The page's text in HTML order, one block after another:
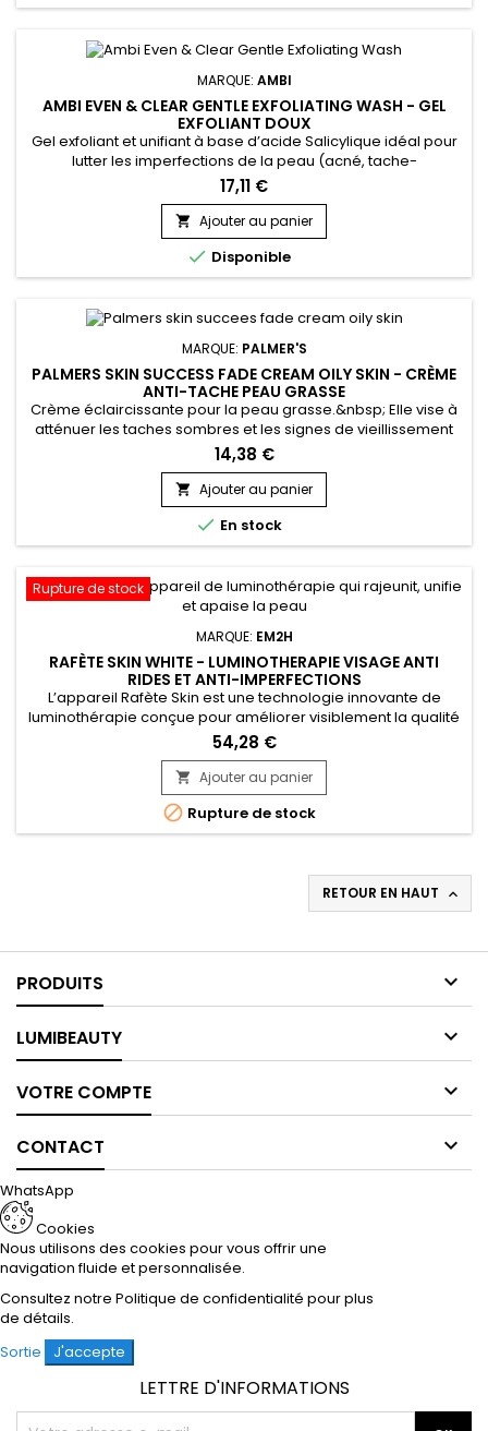
MARQUE: AMBI
AMBI EVEN & CLEAR GENTLE EXFOLIATING WASH - GEL
EXFOLIANT DOUX
Gel exfoliant et unifiant à base d’acide Salicylique idéal pour
lutter les imperfections de la peau (acné, tache-
noire…).&nbsp; Il exfolie la peau en douceur et aide à
éliminer les cellules mortes qui obstruent les pores. &nbsp;
Ambi Even & Clear Exfoliating wash élimine les impuretés,
l’excès de sébum et les résidus de maquillage.&nbsp; La
peau est...
17,11 €
 Ajouter au panier
 Disponible
MARQUE: PALMER'S
PALMERS SKIN SUCCESS FADE CREAM OILY SKIN - CRÈME
ANTI-TACHE PEAU GRASSE
Crème éclaircissante pour la peau grasse.&nbsp; Elle vise à
atténuer les taches sombres et les signes de vieillissement
dans le but d'obtenir un teint plus radieux et rajeuni.&nbsp;
Formulée en Vitamine E, un puissant antioxydant, elle réduit
les signes de vieillissement et unifie le teint, tandis que
l'extrait de champignon Songyi, reconnu pour ses...
14,38 €
 Ajouter au panier
 En stock
Rupture de stock
MARQUE: EM2H
RAFÈTE SKIN WHITE - LUMINOTHERAPIE VISAGE ANTI
RIDES ET ANTI-IMPERFECTIONS
L’appareil Rafète Skin est une technologie innovante de
luminothérapie conçue pour améliorer visiblement la qualité
de la peau. Grâce à ses fonctions avancées de LED light
therapy, de chaleur réglable et de technologie EMS, il stimule
la production de collagène, favorise la régénération
cellulaire et aide à l’élimination des toxines. Cet appareil...
54,28 €
 Ajouter au panier
 Rupture de stock
RETOUR EN HAUT 
PRODUITS 
LUMIBEAUTY 
VOTRE COMPTE 
CONTACT 
WhatsApp
Cookies
Nous utilisons des cookies pour vous offrir une
navigation fluide et personnalisée.
Consultez notre Politique de confidentialité pour plus
de détails.
Sortie
J'accepte
LETTRE D'INFORMATIONS